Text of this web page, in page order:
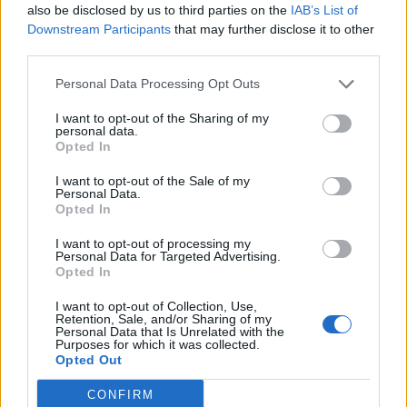
also be disclosed by us to third parties on the IAB’s List of
Downstream Participants that may further disclose it to other
Personal Data Processing Opt Outs
I want to opt-out of the Sharing of my
personal data.
Opted In
I want to opt-out of the Sale of my
Personal Data.
Opted In
I want to opt-out of processing my
Personal Data for Targeted Advertising.
Opted In
I want to opt-out of Collection, Use,
Retention, Sale, and/or Sharing of my
Personal Data that Is Unrelated with the
Purposes for which it was collected.
Opted Out
CONFIRM
17 Agustin Meli Coghinas Calcio
Mauro Felipe Pinto de
VISUALIZZA TUTTO